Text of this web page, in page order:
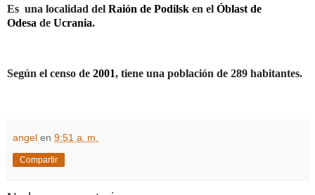
Es una localidad del Raión de Podilsk en el Óblast de
Odesa de Ucrania.
Según el censo de 2001, tiene una población de 289 habitantes.
angel en 9:51 a. m.
Compartir